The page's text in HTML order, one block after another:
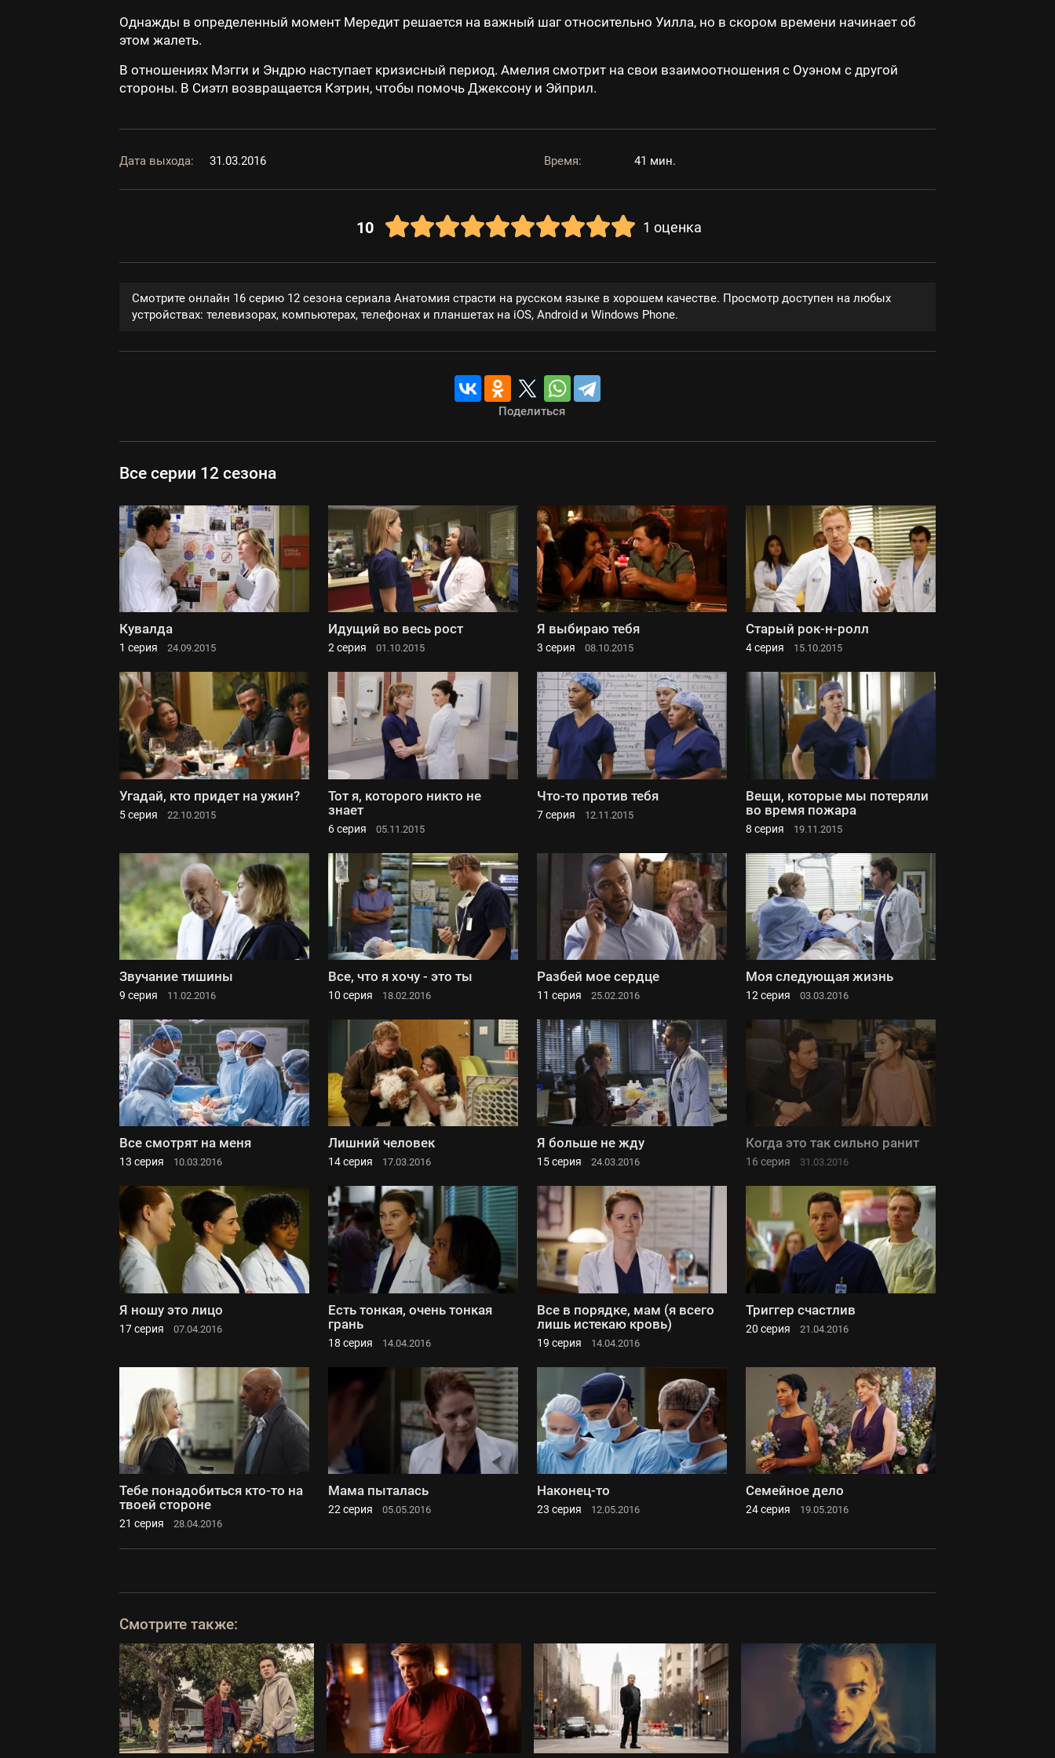
Однажды в определенный момент Мередит решается на важный шаг относительно Уилла, но в скором времени начинает об
этом жалеть.
В отношениях Мэгги и Эндрю наступает кризисный период. Амелия смотрит на свои взаимоотношения с Оуэном с другой
стороны. В Сиэтл возвращается Кэтрин, чтобы помочь Джексону и Эйприл.
Дата выхода: 31.03.2016 Время: 41 мин.
10 1 оценка
Смотрите онлайн 16 серию 12 сезона сериала Анатомия страсти на русском языке в хорошем качестве. Просмотр доступен на любых
устройствах: телевизорах, компьютерах, телефонах и планшетах на iOS, Android и Windows Phone.
Поделиться
Все серии 12 сезона
Кувалда
1 серия 24.09.2015
Идущий во весь рост
2 серия 01.10.2015
Я выбираю тебя
3 серия 08.10.2015
Старый рок-н-ролл
4 серия 15.10.2015
Угадай, кто придет на ужин?
5 серия 22.10.2015
Тот я, которого никто не
знает
6 серия 05.11.2015
Что-то против тебя
7 серия 12.11.2015
Вещи, которые мы потеряли
во время пожара
8 серия 19.11.2015
Звучание тишины
9 серия 11.02.2016
Все, что я хочу - это ты
10 серия 18.02.2016
Разбей мое сердце
11 серия 25.02.2016
Моя следующая жизнь
12 серия 03.03.2016
Все смотрят на меня
13 серия 10.03.2016
Лишний человек
14 серия 17.03.2016
Я больше не жду
15 серия 24.03.2016
Когда это так сильно ранит
16 серия 31.03.2016
Я ношу это лицо
17 серия 07.04.2016
Есть тонкая, очень тонкая
грань
18 серия 14.04.2016
Все в порядке, мам (я всего
лишь истекаю кровь)
19 серия 14.04.2016
Триггер счастлив
20 серия 21.04.2016
Тебе понадобиться кто-то на
твоей стороне
21 серия 28.04.2016
Мама пыталась
22 серия 05.05.2016
Наконец-то
23 серия 12.05.2016
Семейное дело
24 серия 19.05.2016
Смотрите также: